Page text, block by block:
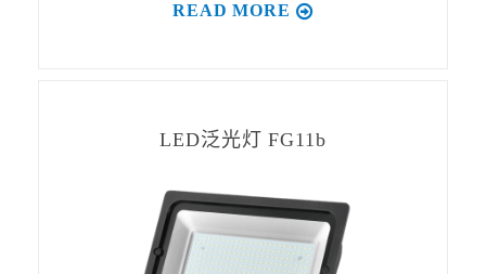
READ MORE
LED泛光灯 FG11b